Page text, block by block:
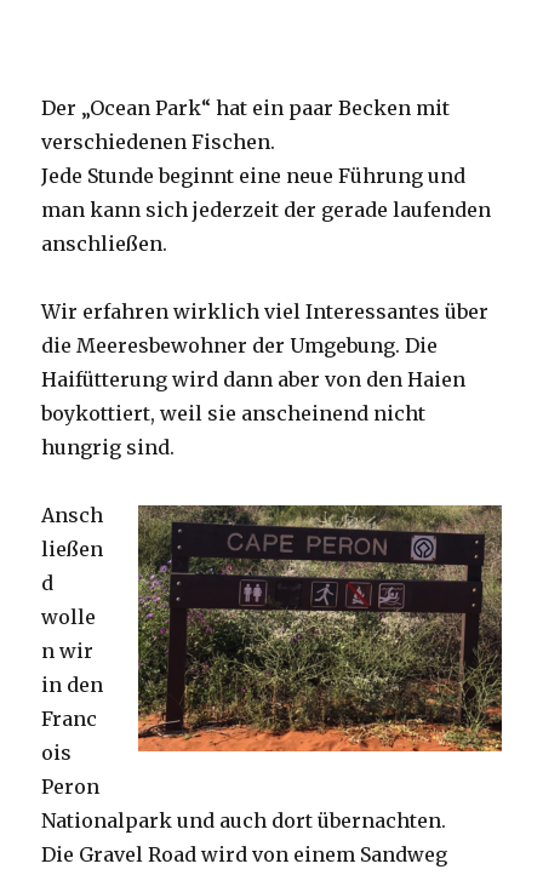
Der „Ocean Park“ hat ein paar Becken mit
verschiedenen Fischen.
Jede Stunde beginnt eine neue Führung und
man kann sich jederzeit der gerade laufenden
anschließen.
Wir erfahren wirklich viel Interessantes über
die Meeresbewohner der Umgebung. Die
Haifütterung wird dann aber von den Haien
boykottiert, weil sie anscheinend nicht
hungrig sind.
Ansch
ließen
d
wolle
n wir
in den
Franc
ois
Peron
Nationalpark und auch dort übernachten.
Die Gravel Road wird von einem Sandweg